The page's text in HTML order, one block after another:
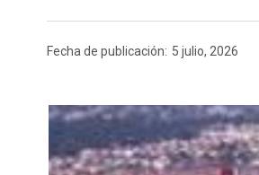
Fecha de publicación: 5 julio, 2026